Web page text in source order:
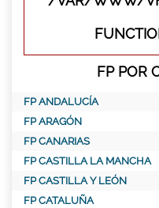
FP POR
FP ANDALUCÍA
FP ARAGÓN
FP CANARIAS
FP CASTILLA LA MANCHA
FP CASTILLA Y LEÓN
FP CATALUÑA